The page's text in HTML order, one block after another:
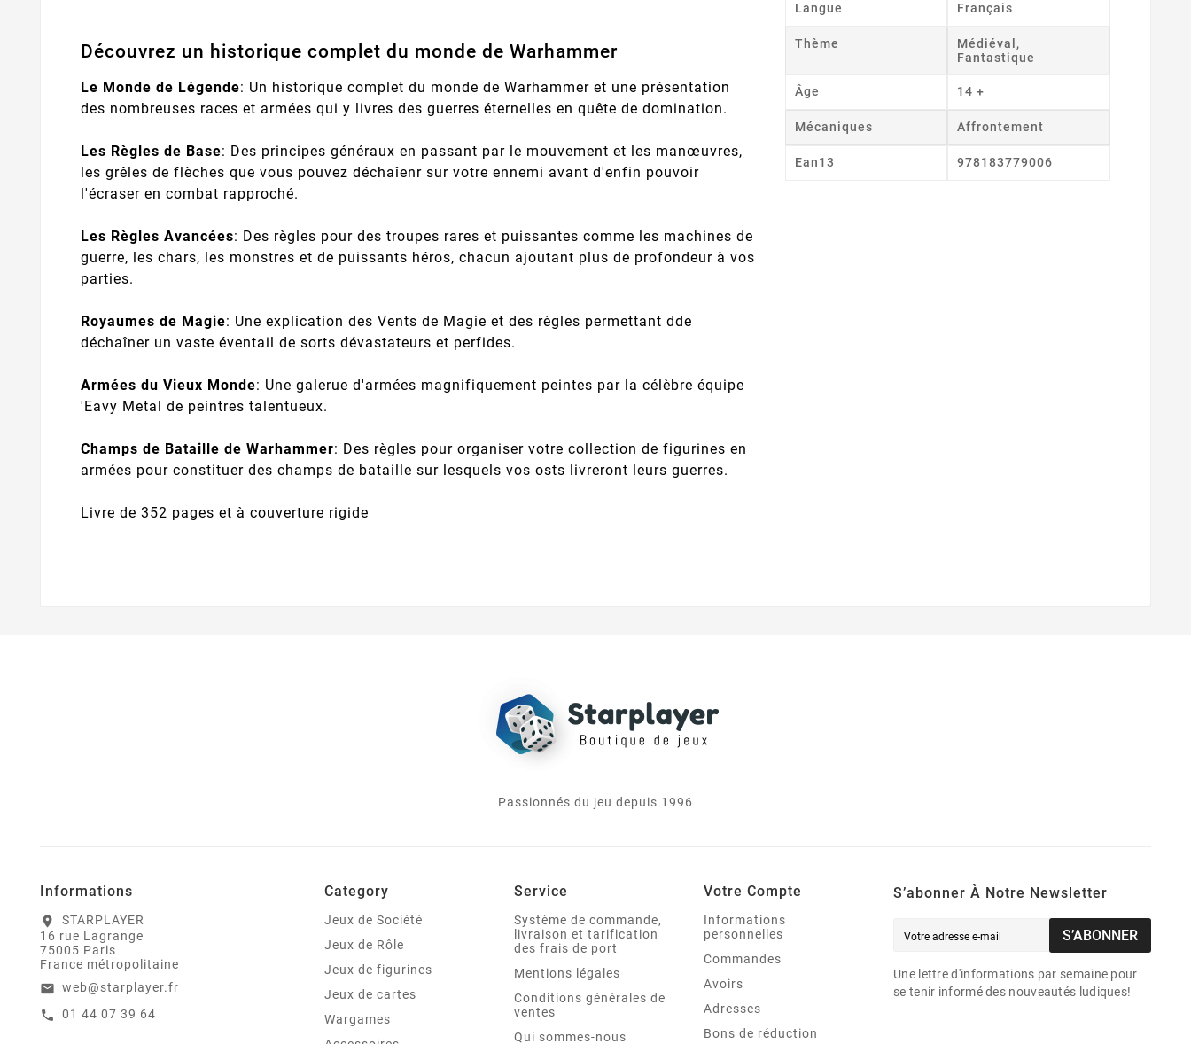
Découvrez un historique complet du monde de Warhammer
Le Monde de Légende: Un historique complet du monde de Warhammer et une présentation
des nombreuses races et armées qui y livres des guerres éternelles en quête de domination.
Les Règles de Base: Des principes généraux en passant par le mouvement et les manœuvres,
les grêles de flèches que vous pouvez déchaîenr sur votre ennemi avant d'enfin pouvoir
l'écraser en combat rapproché.
Les Règles Avancées: Des règles pour des troupes rares et puissantes comme les machines de
guerre, les chars, les monstres et de puissants héros, chacun ajoutant plus de profondeur à vos
parties.
Royaumes de Magie: Une explication des Vents de Magie et des règles permettant dde
déchaîner un vaste éventail de sorts dévastateurs et perfides.
Armées du Vieux Monde: Une galerue d'armées magnifiquement peintes par la célèbre équipe
'Eavy Metal de peintres talentueux.
Champs de Bataille de Warhammer: Des règles pour organiser votre collection de figurines en
armées pour constituer des champs de bataille sur lesquels vos osts livreront leurs guerres.
Livre de 352 pages et à couverture rigide
Langue Français
Thème
Médiéval,
Fantastique
Âge 14 +
Mécaniques Affrontement
Ean13 978183779006
Passionnés du jeu depuis 1996
Informations
location_on
STARPLAYER
16 rue Lagrange
75005 Paris
France métropolitaine
email web@starplayer.fr
call 01 44 07 39 64
Category
Jeux de Société
Jeux de Rôle
Jeux de figurines
Jeux de cartes
Wargames
Service
Système de commande,
livraison et tarification
des frais de port
Mentions légales
Conditions générales de
ventes
Qui sommes-nous
Votre Compte
Informations
personnelles
Commandes
Avoirs
Adresses
Bons de réduction
S’abonner À Notre Newsletter
S’ABONNER
Une lettre d'informations par semaine pour
se tenir informé des nouveautés ludiques!